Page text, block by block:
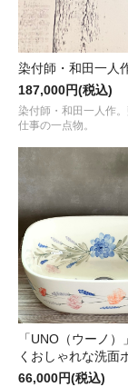
染付師・和田一人
187,000円(税込)
染付師・和田一人作
仕事の一点物。
「UNO（ウーノ
くおしゃれな洗面
66,000円(税込)